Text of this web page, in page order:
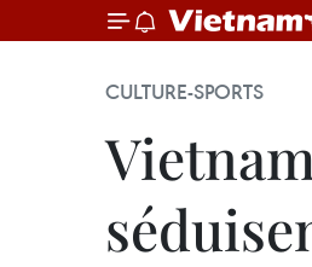
CULTURE-SPORTS